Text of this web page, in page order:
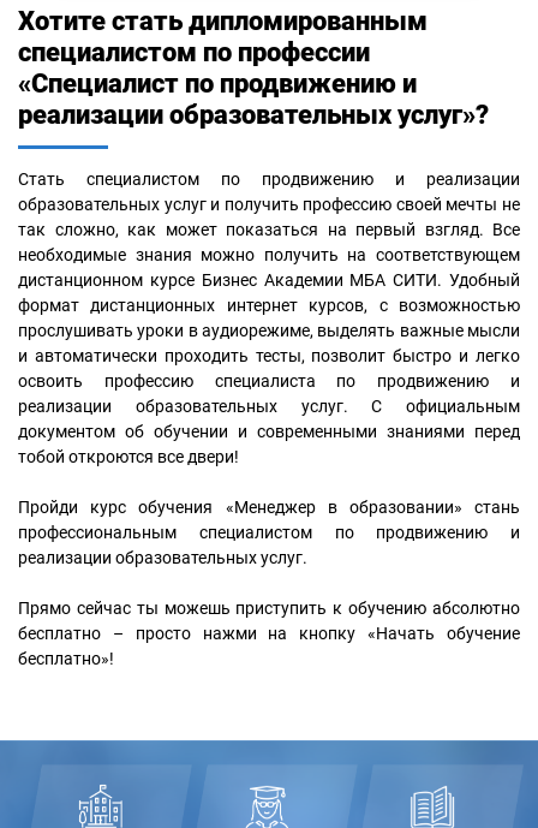
Хотите стать дипломированным
специалистом по профессии
«Специалист по продвижению и
реализации образовательных услуг»?
Стать специалистом по продвижению и реализации
образовательных услуг и получить профессию своей мечты не
так сложно, как может показаться на первый взгляд. Все
необходимые знания можно получить на соответствующем
дистанционном курсе Бизнес Академии МБА СИТИ. Удобный
формат дистанционных интернет курсов, с возможностью
прослушивать уроки в аудиорежиме, выделять важные мысли
и автоматически проходить тесты, позволит быстро и легко
освоить профессию специалиста по продвижению и
реализации образовательных услуг. С официальным
документом об обучении и современными знаниями перед
тобой откроются все двери!
Пройди курс обучения «Менеджер в образовании» стань
профессиональным специалистом по продвижению и
реализации образовательных услуг.
Прямо сейчас ты можешь приступить к обучению абсолютно
бесплатно – просто нажми на кнопку «Начать обучение
бесплатно»!